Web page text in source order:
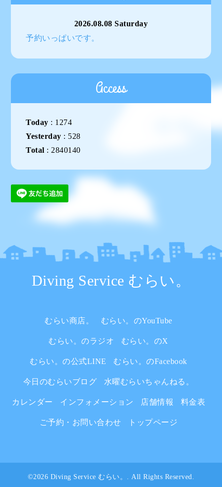
2026.08.08 Saturday
予約いっぱいです。
Access
Today : 1274
Yesterday : 528
Total : 2840140
Diving Service むらい。
むらい商店。 むらい。のYouTube
むらい。のラジオ むらい。のX
むらい。の公式LINE むらい。のFacebook
今日のむらいブログ 水曜むらいちゃんねる。
カレンダー インフォメーション 店舗情報 料金表
ご予約・お問い合わせ トップページ
©2026 Diving Service むらい。 . All Rights Reserved.